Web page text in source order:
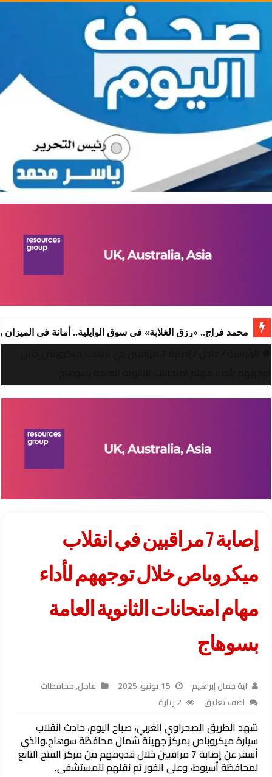
محمد فراج.. «رزق الغلابة» في سوق الوايلية.. أمانة في
إصابة 7 مراقبين في انقلاب
ميكروباص خلال توجههم لأداء
مهام امتحانات الثانوية العامة
بسوهاج
آية جمال إبراهيم 15 يونيو، 2025 عاجل,محافظات
اضف تعليق
2 زيارة
شهد الطريق الصحراوي الغربي، صباح اليوم، حادث انقلاب
سيارة ميكروباص بمركز جهينة شمال محافظة سوهاج،والذي
أسفر عن إصابة 7 مراقبين خلال قدومهم من مركز الفتح التابع
لمحافظة أسيوط، وعلى الفور تم نقلهم للمستشفى.